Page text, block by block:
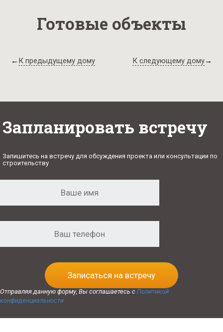
Готовые объекты
← К предыдущему дому К следующему дому→
Запланировать встречу
Запишитесь на встречу для обсуждения проекта или консультации по
строительству
Записаться на встречу
Отправляя данную форму, Вы соглашаетесь с Политикой
конфиденциальности